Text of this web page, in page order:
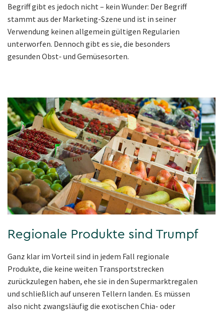
Begriff gibt es jedoch nicht – kein Wunder: Der Begriff
stammt aus der Marketing-Szene und ist in seiner
Verwendung keinen allgemein gültigen Regularien
unterworfen. Dennoch gibt es sie, die besonders
gesunden Obst- und Gemüsesorten.
Regionale Produkte sind Trumpf
Ganz klar im Vorteil sind in jedem Fall regionale
Produkte, die keine weiten Transportstrecken
zurückzulegen haben, ehe sie in den Supermarktregalen
und schließlich auf unseren Tellern landen. Es müssen
also nicht zwangsläufig die exotischen Chia- oder